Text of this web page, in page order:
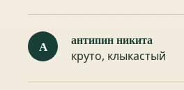
А антипин никита
круто, клыкастый